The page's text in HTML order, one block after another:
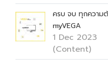
ครบ จบ ทุกความ
myVEGA
1 Dec 2023
(Content)